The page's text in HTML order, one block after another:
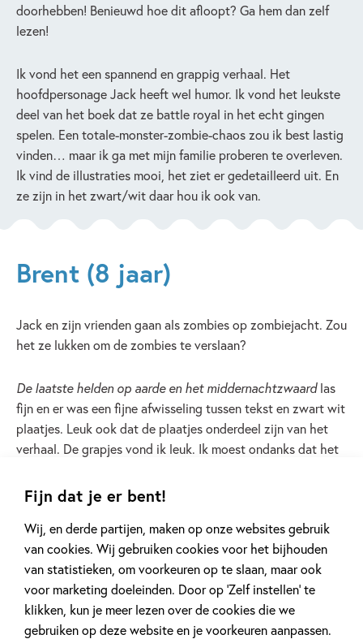
Fijn dat je er bent!
Wij, en derde partijen, maken op onze websites gebruik
van cookies. Wij gebruiken cookies voor het bijhouden
van statistieken, om voorkeuren op te slaan, maar ook
voor marketing doeleinden. Door op ‘Zelf instellen’ te
klikken, kun je meer lezen over de cookies die we
gebruiken op deze website en je voorkeuren aanpassen.
doorhebben! Benieuwd hoe dit afloopt? Ga hem dan zelf
lezen!
Ik vond het een spannend en grappig verhaal. Het
hoofdpersonage Jack heeft wel humor. Ik vond het leukste
deel van het boek dat ze battle royal in het echt gingen
spelen. Een totale-monster-zombie-chaos zou ik best lastig
vinden… maar ik ga met mijn familie proberen te overleven.
Ik vind de illustraties mooi, het ziet er gedetailleerd uit. En
ze zijn in het zwart/wit daar hou ik ook van.
Brent (8 jaar)
Jack en zijn vrienden gaan als zombies op zombiejacht. Zou
het ze lukken om de zombies te verslaan?
De laatste helden op aarde en het middernachtzwaardlas
fijn en er was een fijne afwisseling tussen tekst en zwart wit
plaatjes. Leuk ook dat de plaatjes onderdeel zijn van het
verhaal. De grapjes vond ik leuk. Ik moest ondanks dat het
harige oogbalmonster vond ik wel heel spannend.
Ik las eerst deel 1 en daarna dit deel. Ik raad aan om alle
delen op volgorde te lezen omdat je dan het verhaal beter
kan begrijpen.